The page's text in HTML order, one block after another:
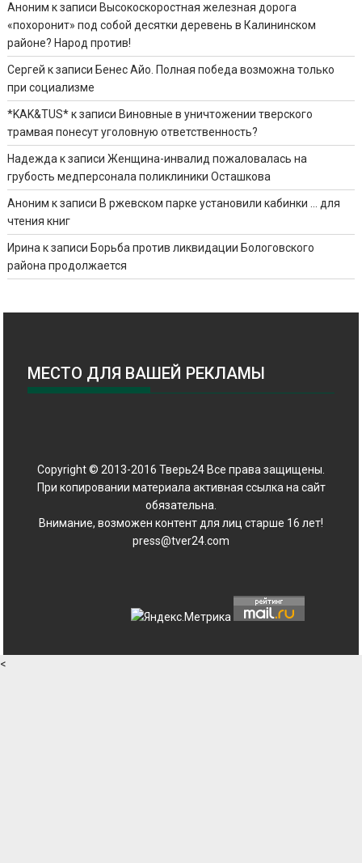
Аноним к записи Высокоскоростная железная дорога
«похоронит» под собой десятки деревень в Калининском
районе? Народ против!
Сергей к записи Бенес Айо. Полная победа возможна только
при социализме
*KAK&TUS*к записи Виновные в уничтожении тверского
трамвая понесут уголовную ответственность?
Надеждак записиЖенщина-инвалид пожаловалась на
грубость медперсонала поликлиники Осташкова
Аноним к записи В ржевском парке установили кабинки … для
чтения книг
Иринак записи Борьба против ликвидации Бологовского
района продолжается
МЕСТО ДЛЯ ВАШЕЙ РЕКЛАМЫ
Copyright © 2013-2016 Тверь24 Все права защищены.
При копировании материала активная ссылка на сайт
обязательна.
Внимание, возможен контент для лиц старше 16 лет!
press@tver24.com
<